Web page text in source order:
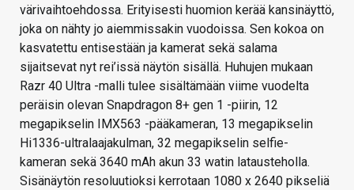
värivaihtoehdossa. Erityisesti huomion kerää kansinäyttö,
joka on nähty jo aiemmissakin vuodoissa. Sen kokoa on
kasvatettu entisestään ja kamerat sekä salama
sijaitsevat nyt rei’issä näytön sisällä. Huhujen mukaan
Razr 40 Ultra -malli tulee sisältämään viime vuodelta
peräisin olevan Snapdragon 8+ gen 1 -piirin, 12
megapikselin IMX563 -pääkameran, 13 megapikselin
Hi1336-ultralaajakulman, 32 megapikselin selfie-
kameran sekä 3640 mAh akun 33 watin latausteholla.
Sisänäytön resoluutioksi kerrotaan 1080 x 2640 pikseliä